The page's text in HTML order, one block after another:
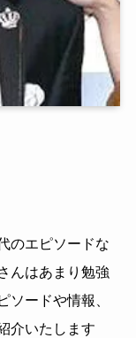
のエピソードな
んはあまり勉強
ソードや情報、
介いたします